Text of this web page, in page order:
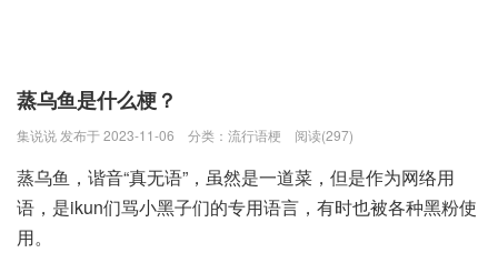
蒸乌鱼是什么梗？
集说说 发布于 2023-11-06 分类： 流行语梗 阅读(297)
蒸乌鱼，谐音“真无语”，虽然是一道菜，但是作为网络用
语，是ikun们骂小黑子们的专用语言，有时也被各种黑粉使
用。